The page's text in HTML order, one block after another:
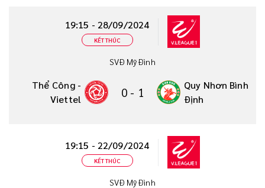
19:15 - 28/09/2024
KẾT THÚC
SVĐ Mỹ Đình
Thể Công -
Viettel
0 - 1
Quy Nhơn Bình
Định
19:15 - 22/09/2024
KẾT THÚC
SVĐ Mỹ Đình